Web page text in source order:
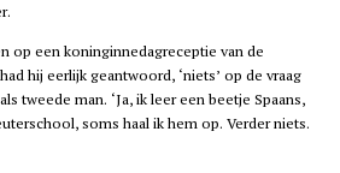
op een koninginnedagreceptie van de
hij eerlijk geantwoord, ‘niets’ op de vraag
tweede man. ‘Ja, ik leer een beetje Spaans,
soms haal ik hem op. Verder niets.